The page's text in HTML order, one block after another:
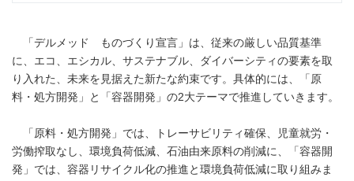
「デルメッド ものづくり宣言」は、従来の厳しい品質基準
に、エコ、エシカル、サステナブル、ダイバーシティの要素を取
り入れた、未来を見据えた新たな約束です。具体的には、「原
料・処方開発」と「容器開発」の2大テーマで推進していきます。
「原料・処方開発」では、トレーサビリティ確保、児童就労・
労働搾取なし、環境負荷低減、石油由来原料の削減に、「容器開
発」では、容器リサイクル化の推進と環境負荷低減に取り組みま